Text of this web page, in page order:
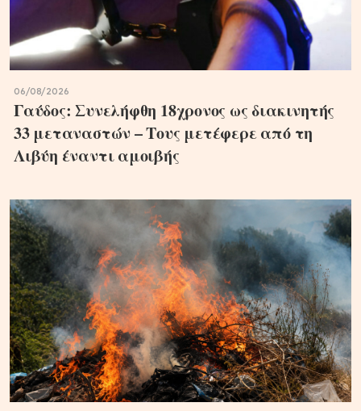
06/08/2026
Γαύδος: Συνελήφθη 18χρονος ως διακινητής
33 μεταναστών – Τους μετέφερε από τη
Λιβύη έναντι αμοιβής